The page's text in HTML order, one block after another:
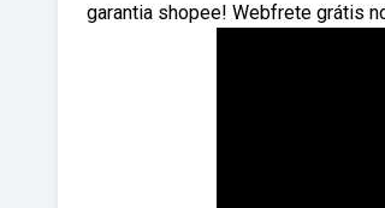
garantia shopee! Webfrete grátis